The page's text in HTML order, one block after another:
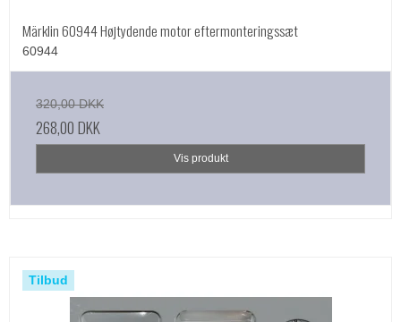
Märklin 60944 Højtydende motor eftermonteringssæt
60944
320,00 DKK
268,00 DKK
Vis produkt
Tilbud